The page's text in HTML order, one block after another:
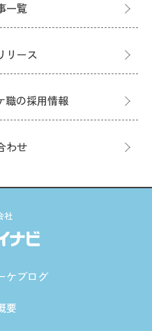
一覧
リース
職の採用情報
わせ
社
ケブログ
要